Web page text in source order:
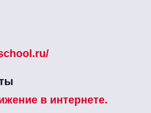
в интернете.